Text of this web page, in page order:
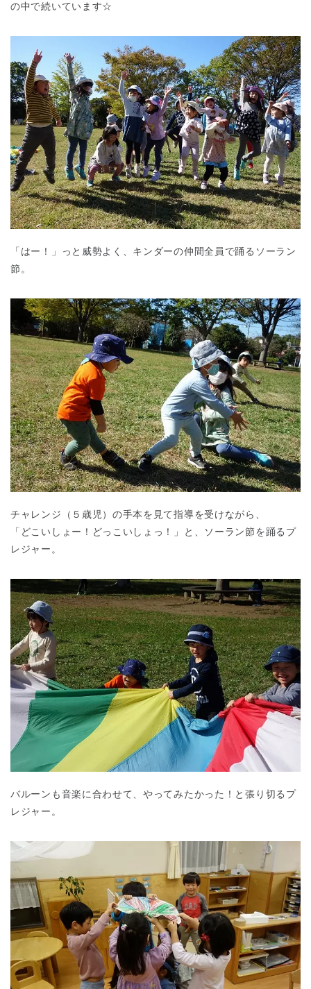
神奈川県 神奈川県 全域
千葉県 千葉県 全域
埼玉県 埼玉県 全域
兵庫県 兵庫県 全域
の中で続いています☆
「はー！」っと威勢よく、キンダーの仲間全員で踊るソーラン
節。
チャレンジ（５歳児）の手本を見て指導を受けながら、
「どこいしょー！どっこいしょっ！」と、ソーラン節を踊るプ
レジャー。
バルーンも音楽に合わせて、やってみたかった！と張り切るプ
レジャー。